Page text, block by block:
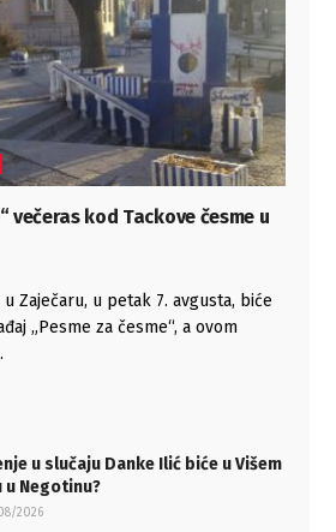
večeras kod Tackove česme u
Zaječaru, u petak 7. avgusta, biće
„Pesme za česme“, a ovom
u slučaju Danke Ilić biće u Višem
u Negotinu?
2026